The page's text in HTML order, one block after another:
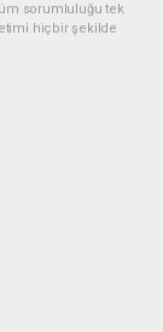
sorumluluğu tek
hiçbir şekilde